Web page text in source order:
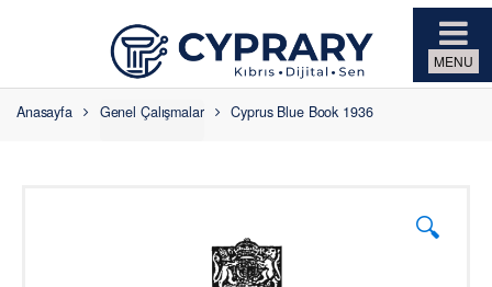
Anasayfa Genel Çalışmalar Cyprus Blue Book 1936
🔍